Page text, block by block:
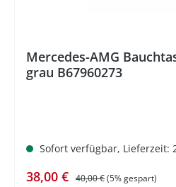
Mercedes-AMG
grau B67960273
Sofort verfügbar, Lieferzeit:
Verkaufspreis:
38,00 € Regulärer Preis:
40,00 €(5% gespart)